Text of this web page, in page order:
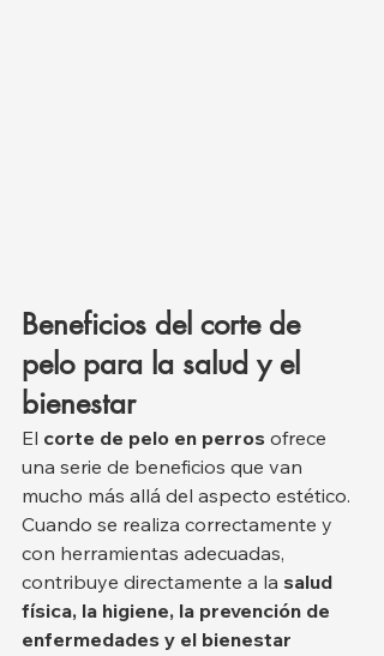
Beneficios del corte de
pelo para la salud y el
bienestar
El corte de pelo en perros ofrece
una serie de beneficios que van
mucho más allá del aspecto estético.
Cuando se realiza correctamente y
con herramientas adecuadas,
contribuye directamente a la salud
física, la higiene, la prevención de
enfermedades y el bienestar